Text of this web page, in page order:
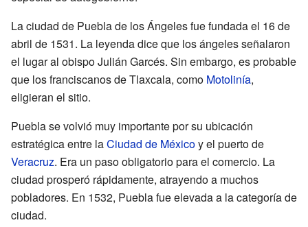
La ciudad de Puebla de los Ángeles fue fundada el 16 de
abril de 1531. La leyenda dice que los ángeles señalaron
el lugar al obispo Julián Garcés. Sin embargo, es probable
que los franciscanos de Tlaxcala, como Motolinía,
eligieran el sitio.
Puebla se volvió muy importante por su ubicación
estratégica entre laCiudad de Méxicoy el puerto de
Veracruz. Era un paso obligatorio para el comercio. La
ciudad prosperó rápidamente, atrayendo a muchos
pobladores. En 1532, Puebla fue elevada a la categoría de
ciudad.